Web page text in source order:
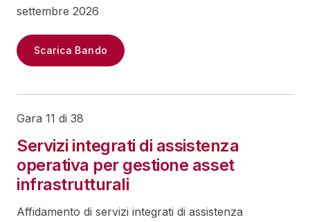
settembre 2026
Scarica Bando
Gara 11 di 38
Servizi integrati di assistenza
operativa per gestione asset
infrastrutturali
Affidamento di servizi integrati di assistenza